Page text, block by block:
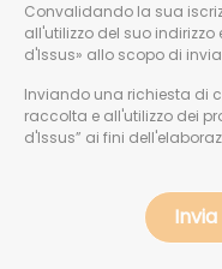
Convalidando la sua
all'utilizzo del suo
d'Issus» allo scopo di
Inviando una richiesta di
raccolta e all'utilizzo dei
d'Issus” ai fini